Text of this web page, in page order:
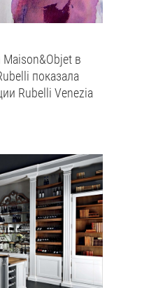
в
показала
Rubelli Venezia